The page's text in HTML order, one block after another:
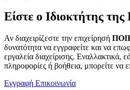
Είστε ο Ιδιοκτήτης της
Αν διαχειρίζεστε την επιχείρησή
δυνατότητα να εγγραφείτε και να
εργαλεία διαχείρισης. Εναλλακτικά,
πληροφορίες ή βοήθεια, μπορείτε να
Εγγραφή Επικοινωνία